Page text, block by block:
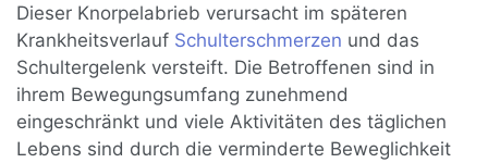
Dieser Knorpelabrieb verursacht im späteren
Krankheitsverlauf Schulterschmerzen und das
Schultergelenk versteift. Die Betroffenen sind in
ihrem Bewegungsumfang zunehmend
eingeschränkt und viele Aktivitäten des täglichen
Lebens sind durch die verminderte Beweglichkeit